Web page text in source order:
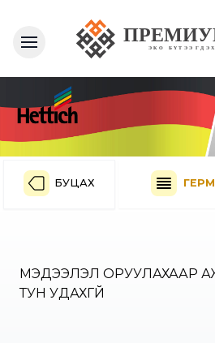
БУЦАХ
МЭДЭЭЛЭЛ ОРУУЛАХААР
ТУН УДАХГҮЙ